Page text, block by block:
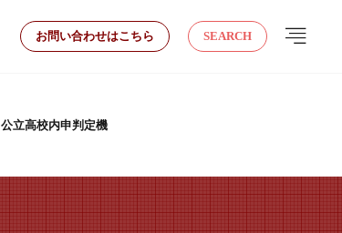
お問い合わせはこちら SEARCH
公立高校内申判定機